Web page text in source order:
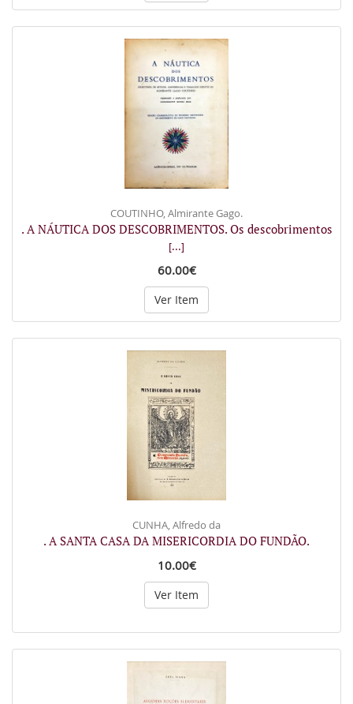
COUTINHO, Almirante Gago.
. A NÁUTICA DOS DESCOBRIMENTOS. Os descobrimentos
[...]
60.00€
Ver Item
CUNHA, Alfredo da
. A SANTA CASA DA MISERICORDIA DO FUNDÃO.
10.00€
Ver Item